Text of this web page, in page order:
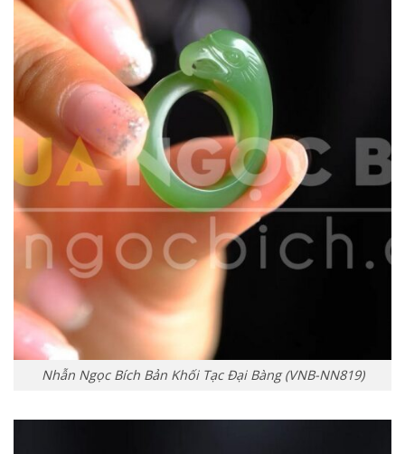
Nhẫn Ngọc Bích Bản Khối Tạc Đại Bàng (VNB-NN819)